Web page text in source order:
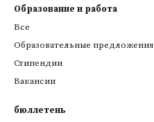
Образование и работа
Все
Образовательные предложения
Стипендии
Вакансии
бюллетень